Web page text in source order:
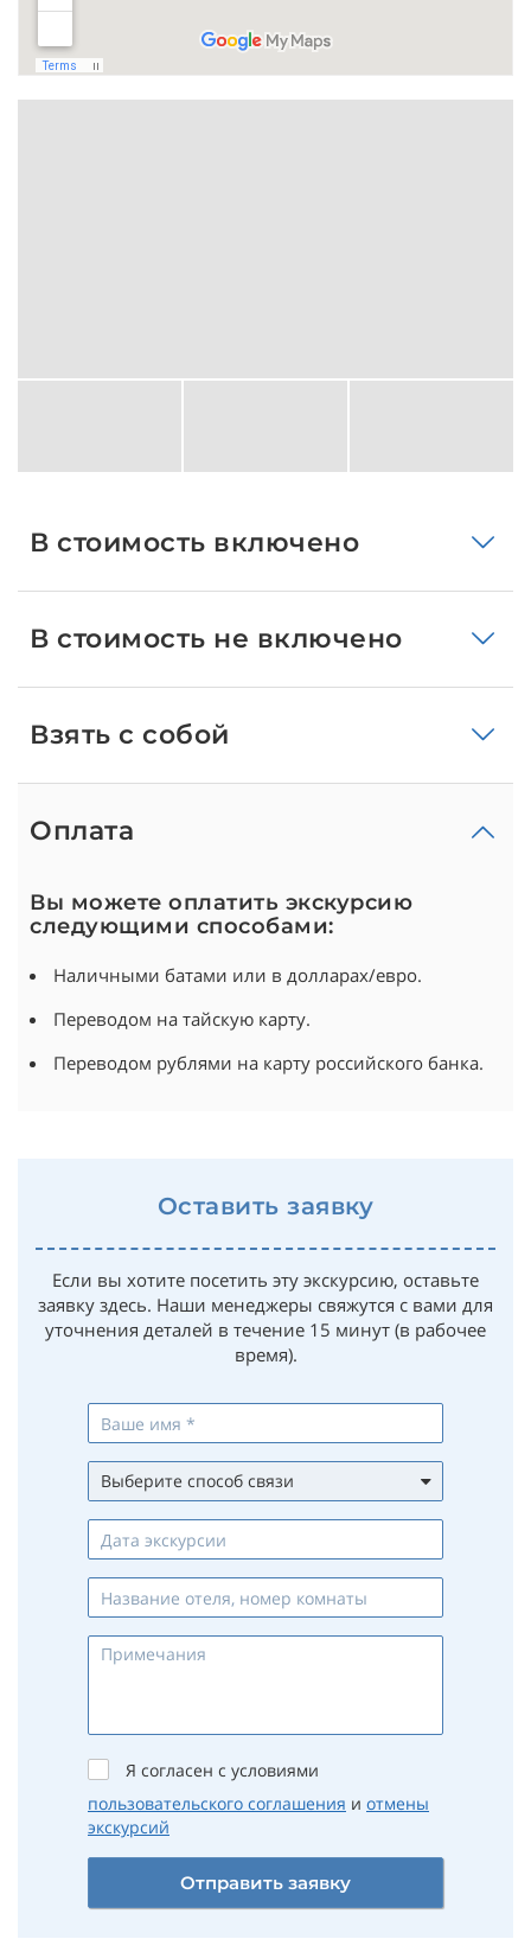
В стоимость включено
В стоимость не включено
Взять с собой
Оплата
Вы можете оплатить экскурсию
следующими способами:
Наличными батами или в долларах/евро.
Переводом на тайскую карту.
Переводом рублями на карту российского банка.
Оставить заявку
Если вы хотите посетить эту экскурсию, оставьте
заявку здесь. Наши менеджеры свяжутся с вами для
уточнения деталей в течение 15 минут (в рабочее
время).
Выберите способ связи
Я согласен с условиями
пользовательского соглашения и отмены
экскурсий
Отправить заявку